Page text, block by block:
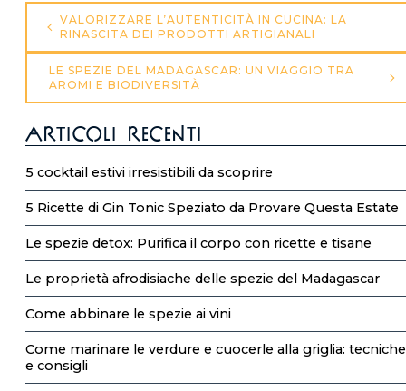
Navigazione
articoli
VALORIZZARE L’AUTENTICITÀ IN CUCINA: LA
RINASCITA DEI PRODOTTI ARTIGIANALI
LE SPEZIE DEL MADAGASCAR: UN VIAGGIO TRA
AROMI E BIODIVERSITÀ
Articoli recenti
5 cocktail estivi irresistibili da scoprire
5 Ricette di Gin Tonic Speziato da Provare Questa Estate
Le spezie detox: Purifica il corpo con ricette e tisane
Le proprietà afrodisiache delle spezie del Madagascar
Come abbinare le spezie ai vini
Come marinare le verdure e cuocerle alla griglia: tecniche
e consigli